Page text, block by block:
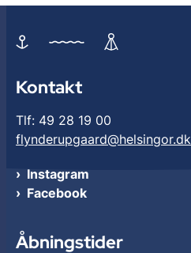
Kontakt
Tlf: 49 28 19 00
flynderupgaard@helsingor.dk
Instagram
Facebook
Åbningstider